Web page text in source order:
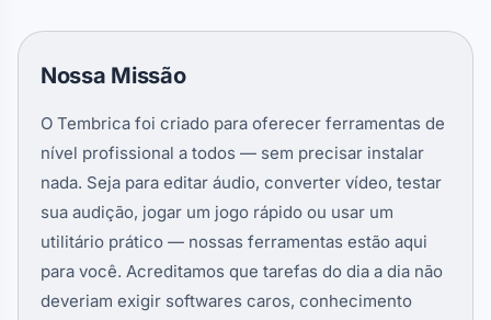
Nossa Missão
O Tembrica foi criado para oferecer ferramentas de
nível profissional a todos — sem precisar instalar
nada. Seja para editar áudio, converter vídeo, testar
sua audição, jogar um jogo rápido ou usar um
utilitário prático — nossas ferramentas estão aqui
para você. Acreditamos que tarefas do dia a dia não
deveriam exigir softwares caros, conhecimento